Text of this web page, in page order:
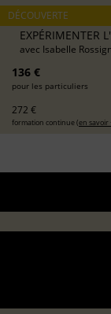
DÉCOUVERTE
EXPÉRIMENTER
avec Isabelle
136 €
pour les particuliers
272 €
formation continue (en savoir